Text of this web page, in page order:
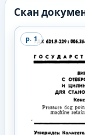
Скан
p. 1